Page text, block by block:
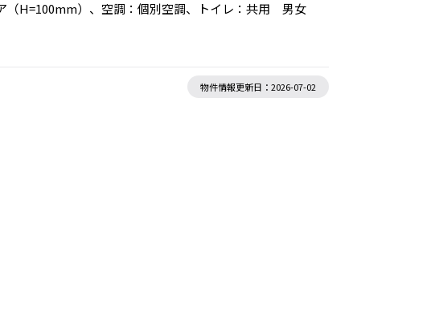
（H=100mm）、空調：個別空調、トイレ：共用 男女
物件情報更新日：2026-07-02